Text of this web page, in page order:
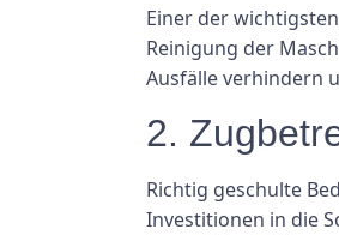
Einer der
Reinigung der
Ausfälle verhindern
2.
Richtig geschulte
Investitionen in die